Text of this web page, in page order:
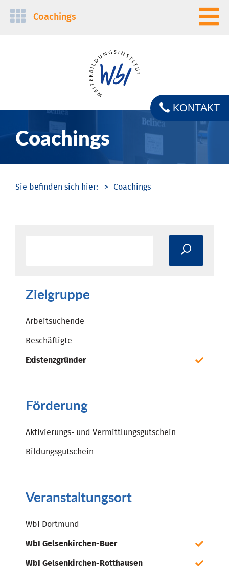
Navigation
Coachings
Coachings
KONTAKT
Coachings
Zielgruppe
Arbeitsuchende
Beschäftigte
Existenzgründer
Förderung
Aktivierungs- und Vermittlungsgutschein
Bildungsgutschein
Veranstaltungsort
WbI Dortmund
WbI Gelsenkirchen-Buer
WbI Gelsenkirchen-Rotthausen